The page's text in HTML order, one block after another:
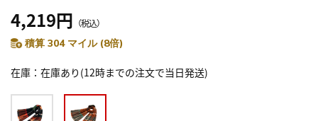
4,219円 （税込）
積算 304 マイル (8倍)
在庫 在庫あり(12時までの注文で当日発送)